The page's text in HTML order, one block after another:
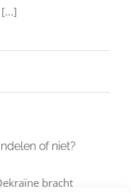
of niet?
bracht